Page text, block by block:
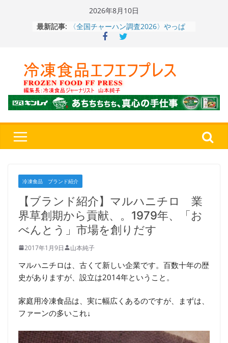
2026年8月10日
最新記事:
〈全国チャーハン調査2026〉やっぱ
りお米メニュー人気1位はチャーハン
～ニチレイフーズ調べ
ん。』～”おいしさ”をアピール
餃子キャラ”ぎょざ・ぎょざお”POPUP
ストアで作者にご挨拶、新作”れいと
うこ～こ～”を知る
「CHEESE WONDER」5周年～夏に限
県）：冷食番長タケムラダイ 〜ご当
冷凍食品 ブランド紹介
【ブランド紹介】マルハニチロ 業
界草創期から貢献、。1979年、「お
べんとう」市場を創りだす
2017年1月9日 山本純子
マルハニチロは、古くて新しい企業です。百数十年の歴
史がありますが、設立は2014年ということ。
家庭用冷凍食品は、実に幅広くあるのですが、まずは、
ファーンの多いこれ↓